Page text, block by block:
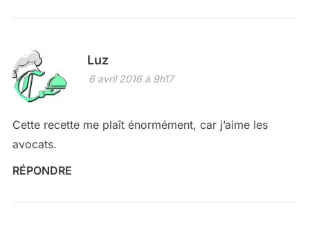
Luz
6 avril 2016 à 9h17
Cette recette me plaît énormément, car j’aime les
avocats.
RÉPONDRE